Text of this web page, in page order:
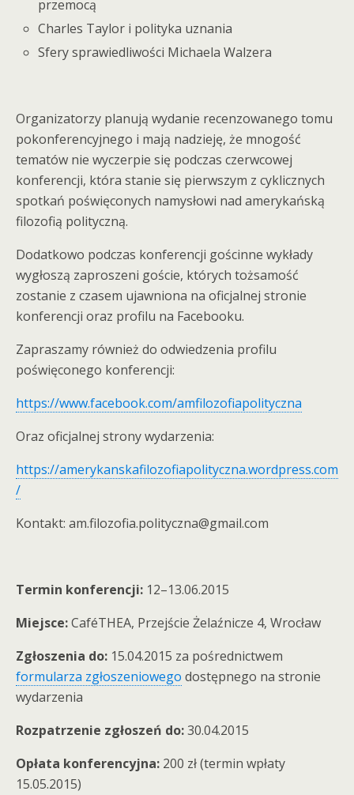
przemocą
Charles Taylor i polityka uznania
Sfery sprawiedliwości Michaela Walzera
Organizatorzy planują wydanie recenzowanego tomu
pokonferencyjnego i mają nadzieję, że mnogość
tematów nie wyczerpie się podczas czerwcowej
konferencji, która stanie się pierwszym z cyklicznych
spotkań poświęconych namysłowi nad amerykańską
filozofią polityczną.
Dodatkowo podczas konferencji gościnne wykłady
wygłoszą zaproszeni goście, których tożsamość
zostanie z czasem ujawniona na oficjalnej stronie
konferencji oraz profilu na Facebooku.
Zapraszamy również do odwiedzenia profilu
poświęconego konferencji:
https://www.facebook.com/amfilozofiapolityczna
Oraz oficjalnej strony wydarzenia:
https://amerykanskafilozofiapolityczna.wordpress.com
/
Kontakt: am.filozofia.polityczna@gmail.com
Termin konferencji: 12–13.06.2015
Miejsce:CaféTHEA, Przejście Żelaźnicze 4, Wrocław
Zgłoszenia do: 15.04.2015 za pośrednictwem
formularza zgłoszeniowego dostępnego na stronie
wydarzenia
Rozpatrzenie zgłoszeń do:30.04.2015
Opłata konferencyjna: 200 zł (termin wpłaty
15.05.2015)